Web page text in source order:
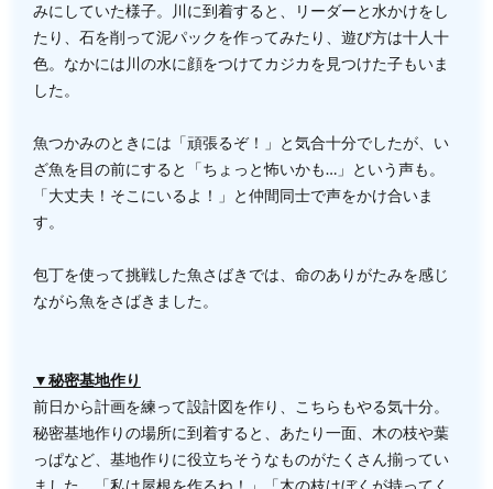
みにしていた様子。川に到着すると、リーダーと水かけをし
たり、石を削って泥パックを作ってみたり、遊び方は十人十
色。なかには川の水に顔をつけてカジカを見つけた子もいま
した。
魚つかみのときには「頑張るぞ！」と気合十分でしたが、い
ざ魚を目の前にすると「ちょっと怖いかも…」という声も。
「大丈夫！そこにいるよ！」と仲間同士で声をかけ合いま
す。
包丁を使って挑戦した魚さばきでは、命のありがたみを感じ
ながら魚をさばきました。
▼秘密基地作り
前日から計画を練って設計図を作り、こちらもやる気十分。
秘密基地作りの場所に到着すると、あたり一面、木の枝や葉
っぱなど、基地作りに役立ちそうなものがたくさん揃ってい
ました。「私は屋根を作るね！」「木の枝はぼくが持ってく